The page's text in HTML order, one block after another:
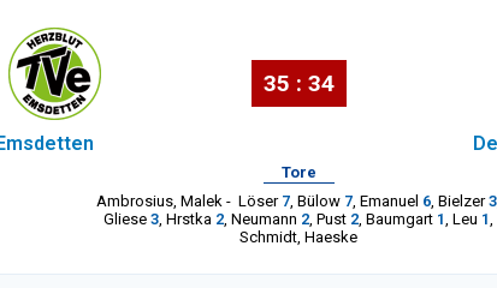
35 : 34
Tore
Ambrosius, Malek - Löser 7, Bülow 7, Emanuel 6, Bielzer 3
Gliese 3, Hrstka 2, Neumann 2, Pust 2, Baumgart 1, Leu 1,
Schmidt, Haeske